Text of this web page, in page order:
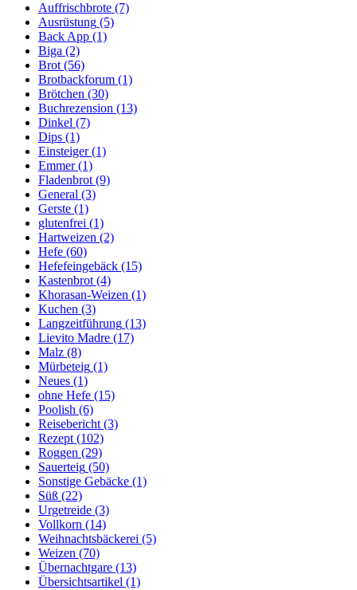
Auffrischbrote (7)
Ausrüstung (5)
Back App (1)
Biga (2)
Brot (56)
Brotbackforum (1)
Brötchen (30)
Buchrezension (13)
Dinkel (7)
Dips (1)
Einsteiger(1)
Emmer(1)
Fladenbrot (9)
General (3)
Gerste (1)
glutenfrei (1)
Hartweizen (2)
Hefe (60)
Hefefeingebäck (15)
Kastenbrot (4)
Khorasan-Weizen (1)
Kuchen (3)
Langzeitführung (13)
Lievito Madre (17)
Malz (8)
Mürbeteig (1)
Neues (1)
ohne Hefe (15)
Poolish (6)
Reisebericht (3)
Rezept (102)
Roggen (29)
Sauerteig (50)
Sonstige Gebäcke (1)
Süß (22)
Urgetreide (3)
Vollkorn (14)
Weihnachtsbäckerei (5)
Weizen (70)
Übernachtgare (13)
Übersichtsartikel (1)